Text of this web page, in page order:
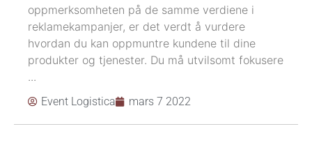
oppmerksomheten på de samme verdiene i
reklamekampanjer, er det verdt å vurdere
hvordan du kan oppmuntre kundene til dine
produkter og tjenester. Du må utvilsomt fokusere
...
Event Logistica mars 7 2022